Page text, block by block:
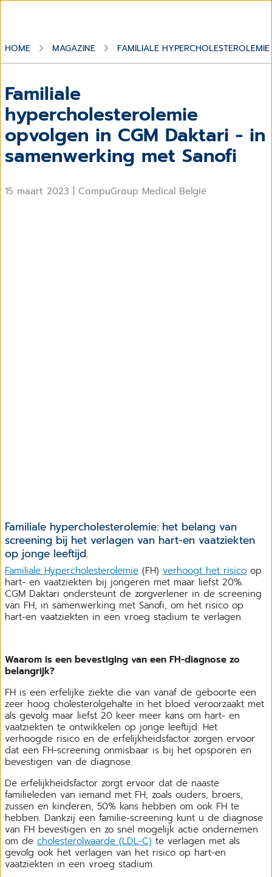
HOME MAGAZINE FAMILIALE
Familiale
hypercholesterolemie
opvolgen in CGM Daktari - in
samenwerking met Sanofi
15 maart 2023 CompuGroup Medical België
Familiale hypercholesterolemie: het belang van
screening bij het verlagen van hart-en vaatziekten
op jonge leeftijd.
Familiale Hypercholesterolemie (FH) verhoogt het risico op
hart- en vaatziekten bij jongeren met maar liefst 20%.
CGM Daktari ondersteunt de zorgverlener in de screening
van FH, in samenwerking met Sanofi, om het risico op
hart-en vaatziekten in een vroeg stadium te verlagen.
Waarom is een bevestiging van een FH-diagnose zo
belangrijk?
FH is een erfelijke ziekte die van vanaf de geboorte een
zeer hoog cholesterolgehalte in het bloed veroorzaakt met
als gevolg maar liefst 20 keer meer kans om hart- en
vaatziekten te ontwikkelen op jonge leeftijd. Het
verhoogde risico en de erfelijkheidsfactor zorgen ervoor
dat een FH-screening onmisbaar is bij het opsporen en
bevestigen van de diagnose.
De erfelijkheidsfactor zorgt ervoor dat de naaste
familieleden van iemand met FH, zoals ouders, broers,
zussen en kinderen, 50% kans hebben om ook FH te
hebben. Dankzij een familie-screening kunt u de diagnose
van FH bevestigen en zo snel mogelijk actie ondernemen
om de cholesterolwaarde (LDL-C) te verlagen met als
gevolg ook het verlagen van het risico op hart-en
vaatziekten in een vroeg stadium.